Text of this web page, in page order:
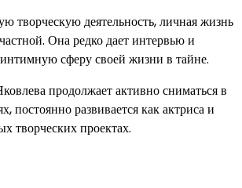
творческую деятельность, личная жизнь
Она редко дает интервью и
интимную сферу своей жизни в тайне.
продолжает активно сниматься в
постоянно развивается как актриса и
творческих проектах.